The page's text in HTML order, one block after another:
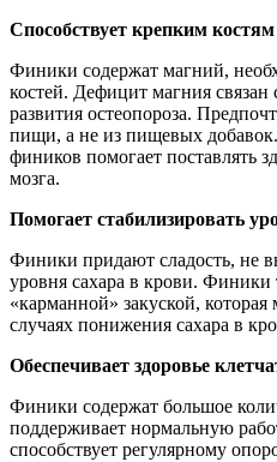
Способствует крепким костям
Финики содержат магний,
костей. Дефицит магния
развития остеопороза.
пищи, а не из пищевых
фиников помогает поставлять
мозга.
Помогает стабилизировать
Финики придают сладость, не
уровня сахара в крови. Финики
«карманной» закуской,
случаях понижения сахара в
Обеспечивает здоровье
Финики содержат большое
поддерживает нормальную
способствует регулярному